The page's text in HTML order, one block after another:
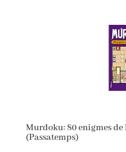
Murdoku: 80 enigmes de
(Passatemps)